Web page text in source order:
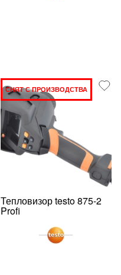
СНЯТ С ПРОИЗВОДСТВА
Тепловизор testo 875-2
Profi